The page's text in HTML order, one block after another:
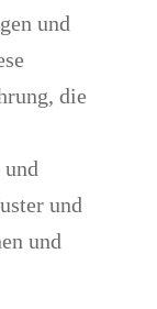
und
die
und
und